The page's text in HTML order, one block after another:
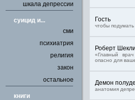
шкала депрессии
cуицид и...
сми
психиатрия
религия
закон
остальное
книги
Гость
чтобы подумать
Роберт Шекли
«Главный
опасно для
Демон
анатомия